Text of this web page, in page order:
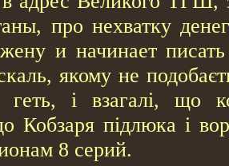
про нехватку
и начинает
якому не
геть, і взагалі, що
Кобзаря підлюка і
8 серий.